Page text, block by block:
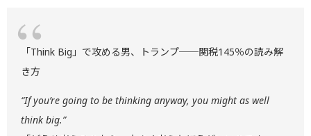
「Think Big」で攻める男、トランプ──関税145％の読み解
き方
“If you’re going to be thinking anyway, you might as well
think big.”